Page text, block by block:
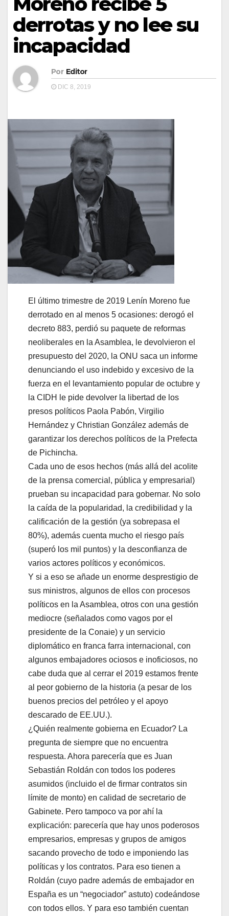
derrotas y no lee su
incapacidad
Por Editor
DIC 8, 2019
El último trimestre de 2019 Lenín Moreno fue
derrotado en al menos 5 ocasiones: derogó el
decreto 883, perdió su paquete de reformas
neoliberales en la Asamblea, le devolvieron el
presupuesto del 2020, la ONU saca un informe
denunciando el uso indebido y excesivo de la
fuerza en el levantamiento popular de octubre y
la CIDH le pide devolver la libertad de los
presos políticos Paola Pabón, Virgilio
Hernández y Christian González además de
garantizar los derechos políticos de la Prefecta
de Pichincha.
Cada uno de esos hechos (más allá del acolite
de la prensa comercial, pública y empresarial)
prueban su incapacidad para gobernar. No solo
la caída de la popularidad, la credibilidad y la
calificación de la gestión (ya sobrepasa el
80%), además cuenta mucho el riesgo país
(superó los mil puntos) y la desconfianza de
varios actores políticos y económicos.
Y si a eso se añade un enorme desprestigio de
sus ministros, algunos de ellos con procesos
políticos en la Asamblea, otros con una gestión
mediocre (señalados como vagos por el
presidente de la Conaie) y un servicio
diplomático en franca farra internacional, con
algunos embajadores ociosos e inoficiosos, no
cabe duda que al cerrar el 2019 estamos frente
al peor gobierno de la historia (a pesar de los
buenos precios del petróleo y el apoyo
descarado de EE.UU.).
¿Quién realmente gobierna en Ecuador? La
pregunta de siempre que no encuentra
respuesta. Ahora parecería que es Juan
Sebastián Roldán con todos los poderes
asumidos (incluido el de firmar contratos sin
límite de monto) en calidad de secretario de
Gabinete. Pero tampoco va por ahí la
explicación: parecería que hay unos poderosos
empresarios, empresas y grupos de amigos
sacando provecho de todo e imponiendo las
políticas y los contratos. Para eso tienen a
Roldán (cuyo padre además de embajador en
España es un “negociador” astuto) codeándose
con todos ellos. Y para eso también cuentan